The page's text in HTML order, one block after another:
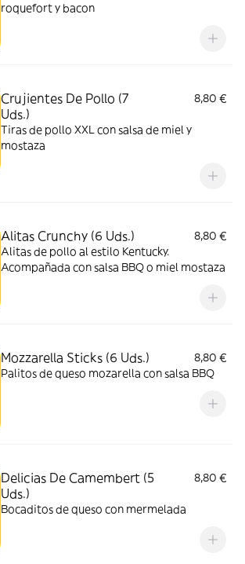
roquefort y bacon
Crujientes De Pollo (7
Uds.)
8,80 €
Tiras de pollo XXL con salsa de miel y
mostaza
Alitas Crunchy (6 Uds.)
8,80 €
Alitas de pollo al estilo Kentucky.
Acompañada con salsa BBQ o miel mostaza
Mozzarella Sticks (6 Uds.)
8,80 €
Palitos de queso mozarella con salsa BBQ
Delicias De Camembert (5
Uds.)
8,80 €
Bocaditos de queso con mermelada